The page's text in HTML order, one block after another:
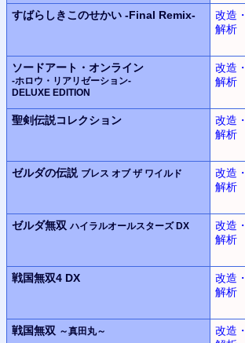
すばらしきこのせかい -Final Remix-
改造・
解析
ソードアート・オンライン
-ホロウ・リアリゼーション-
DELUXE EDITION
改造・
解析
聖剣伝説コレクション
改造・
解析
ゼルダの伝説 ブレス オブ ザ ワイルド
改造・
解析
ゼルダ無双 ハイラルオールスターズ DX
改造・
解析
戦国無双4 DX
改造・
解析
戦国無双 ～真田丸～
改造・